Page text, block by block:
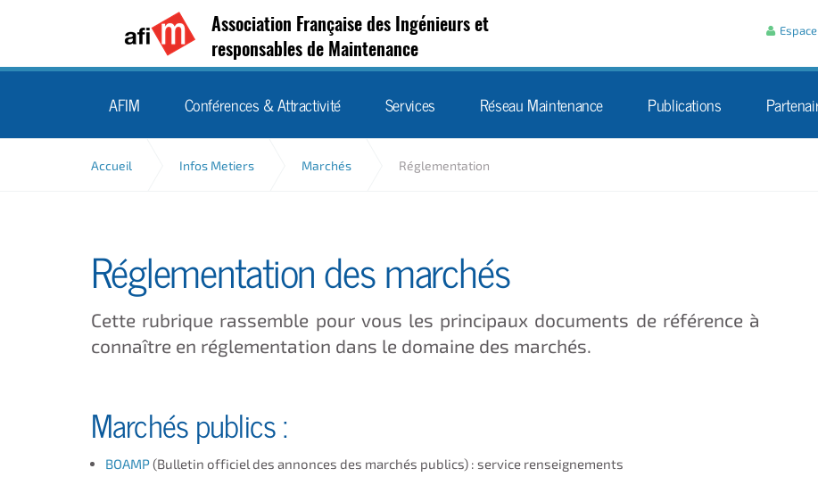
Association Française des Ingénieurs et
responsables de Maintenance
AFIM Conférences & Attractivité Services Réseau Maintenance Publications
Accueil Infos Metiers Marchés Réglementation
Réglementation des marchés
Cette rubrique rassemble pour vous les principaux documents de référence à
connaître en réglementation dans le domaine des marchés.
Marchés publics:
BOAMP(Bulletin officiel des annonces des marchés publics) : service renseignements